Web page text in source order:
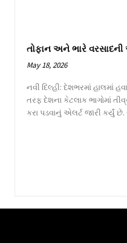
તોફાન અને ભારે
May 18, 2026
નવી દિલ્હી: દેશભરમાં હાલમાં
તરફ દેશના કેટલાક ભાગોમાં
કરા પડવાનું એલર્ટ જારી કર્યું